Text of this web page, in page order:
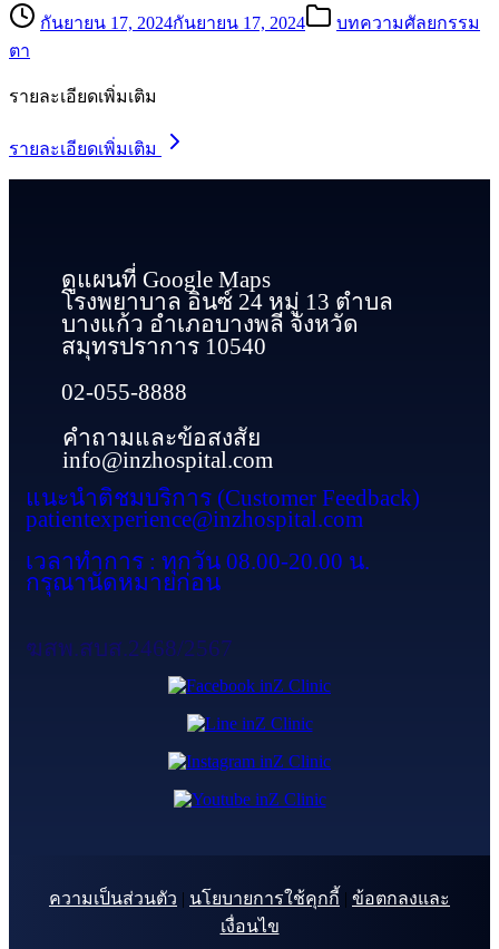
กันยายน 17, 2024กันยายน 17, 2024
บทความศัลยกรรม
ตา
รายละเอียดเพิ่มเติม
รายละเอียดเพิ่มเติม
ดูแผนที่ Google Maps
โรงพยาบาล อินซ์ 24 หมู่ 13 ตำบล
บางแก้ว อำเภอบางพลี จังหวัด
สมุทรปราการ 10540
02-055-8888
คำถามและข้อสงสัย
info@inzhospital.com
แนะนำติชมบริการ (Customer Feedback)
patientexperience@inzhospital.com
เวลาทำการ : ทุกวัน 08.00-20.00 น.
กรุณานัดหมายก่อน
ฆสพ.สบส.2468/2567
ความเป็นส่วนตัว | นโยบายการใช้คุกกี้ | ข้อตกลงและ
เงื่อนไข